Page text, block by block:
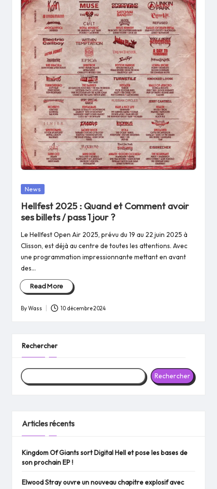
Posted
News
Hellfest 2025 : Quand et Comment avoir
ses billets / pass 1 jour ?
Le Hellfest Open Air 2025, prévu du 19 au 22 juin 2025 à
Clisson, est déjà au centre de toutes les attentions. Avec
une programmation impressionnante mettant en avant
des…
Read More
Posted
ByWass 10 décembre 2024
Rechercher
Rechercher
Articles récents
Kingdom Of Giants sort Digital Hell et pose les bases de
son prochain EP !
Elwood Stray ouvre un nouveau chapitre explosif avec